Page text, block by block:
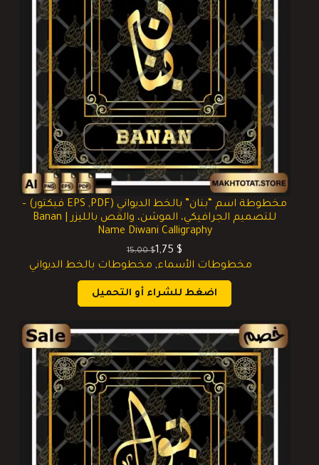
مخطوطة اسم “بنان” بالخط الديواني (EPS ,PDF فيكتور) –
للتصميم الجرافيكي، الموشن، والقص بالليزر | Banan
Name Diwani Calligraphy
15,00$السعر
الأصلي
هو:
15,00 $.
1,75 $
السعر
الحالي
هو:
1,75 $.
مخطوطات الأسماء, مخطوطات بالخط الديواني
اضغط للشراء أو التحميل